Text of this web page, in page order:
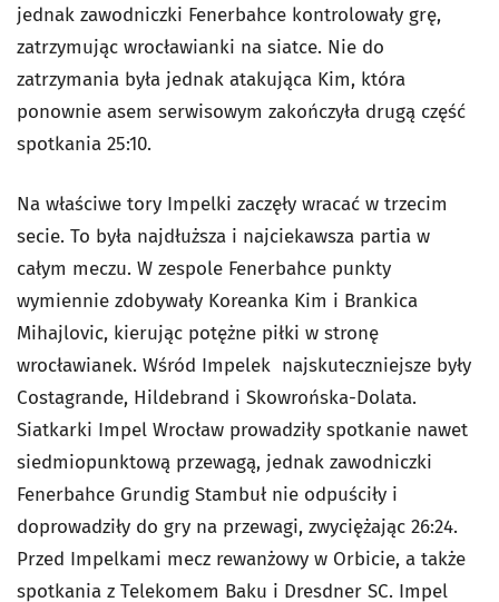
jednak zawodniczki Fenerbahce kontrolowały grę,
zatrzymując wrocławianki na siatce. Nie do
zatrzymania była jednak atakująca Kim, która
ponownie asem serwisowym zakończyła drugą część
spotkania 25:10.
Na właściwe tory Impelki zaczęły wracać w trzecim
secie. To była najdłuższa i najciekawsza partia w
całym meczu. W zespole Fenerbahce punkty
wymiennie zdobywały Koreanka Kim i Brankica
Mihajlovic, kierując potężne piłki w stronę
wrocławianek. Wśród Impelek najskuteczniejsze były
Costagrande, Hildebrand i Skowrońska-Dolata.
Siatkarki Impel Wrocław prowadziły spotkanie nawet
siedmiopunktową przewagą, jednak zawodniczki
Fenerbahce Grundig Stambuł nie odpuściły i
doprowadziły do gry na przewagi, zwyciężając 26:24.
Przed Impelkami mecz rewanżowy w Orbicie, a także
spotkania z Telekomem Baku i Dresdner SC. Impel